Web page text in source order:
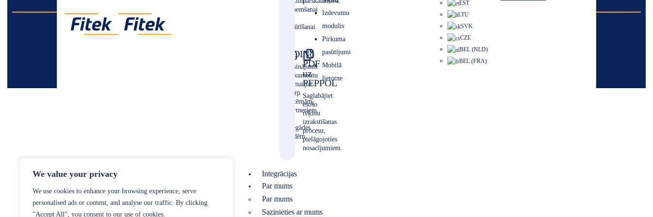
We value your privacy
We use cookies to enhance your browsing experience, serve
personalised ads or content, and analyse our traffic. By clicking
"Accept All", you consent to our use of cookies.
saņemšanai
izsūtīšanai.
EDI
Risinājums
dokumentu
apmaiņai
starp
sistēmām,
partneriem
piegādes
ķēdēm.
No
PDF
uz
PEPPOL
Saglabājiet
esošo
rēķinu
izrakstīšanas
procesu,
pielāgojoties
nosacījumiem.
Izdevumu
modulis
Pirkuma
pasūtījumi
Mobilā
lietotne
Integrācijas
Par mums
Par mums
Sazinieties ar mums
EST
LTU
SVK
CZE
BEL (NLD)
BEL (FRA)
Fitek © 2025. Visas tiesības aizsargātas.